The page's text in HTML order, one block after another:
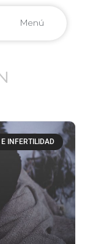
Menú
INFERTILIDAD